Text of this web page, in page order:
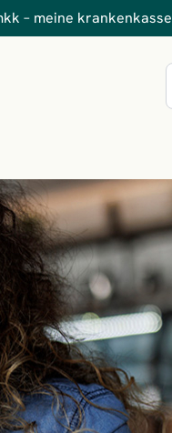
– meine krankenkasse